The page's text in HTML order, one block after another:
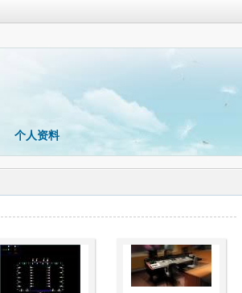
个人资料